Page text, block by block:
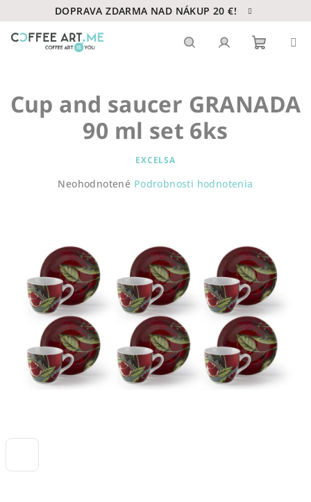
na
obsah
DOPRAVA ZDARMA NAD NÁKUP 20 €!
košík
Cup and saucer GRANADA
90 ml set 6ks
EXCELSA
Priemerné
z
5
hviezdičiek.
Neohodnotené Podrobnosti hodnotenia